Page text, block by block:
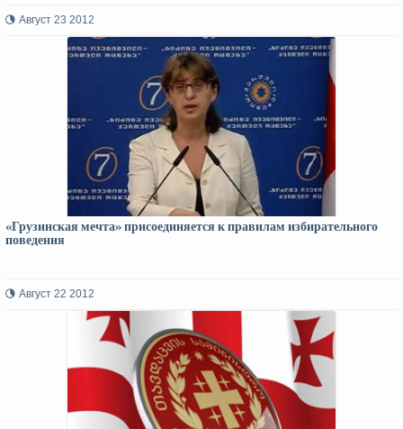
Август 23 2012
«Грузинская мечта» присоединяется к правилам избирательного
поведения
Август 22 2012